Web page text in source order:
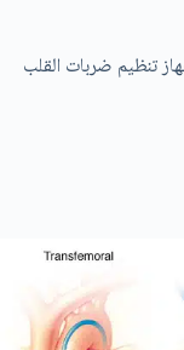
تنظيم ضربات القلب